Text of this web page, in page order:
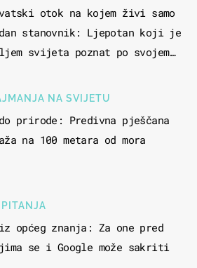
otok na kojem živi samo
stanovnik: Ljepotan koji je
svijeta poznat po svojem
NA SVIJETU
prirode: Predivna pješčana
na 100 metara od mora
općeg znanja: Za one pred
se i Google može sakriti